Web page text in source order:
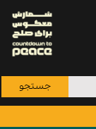
جستجو